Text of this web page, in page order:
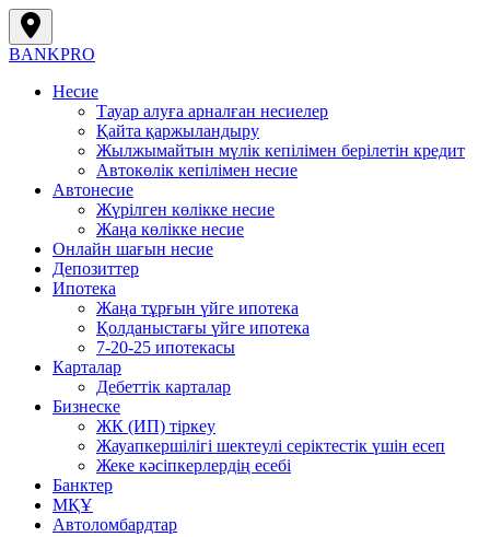
BANKPRO
Несие
Тауар алуға арналған несиелер
Қайта қаржыландыру
Жылжымайтын мүлік кепілімен берілетін кредит
Автокөлік кепілімен несие
Автонесие
Жүрілген көлікке несие
Жаңа көлікке несие
Онлайн шағын несие
Депозиттер
Ипотека
Жаңа тұрғын үйге ипотека
Қолданыстағы үйге ипотека
7-20-25 ипотекасы
Карталар
Дебеттік карталар
Бизнеске
ЖК (ИП) тіркеу
Жауапкершілігі шектеулі серіктестік үшін есеп
Жеке кәсіпкерлердің есебі
Банктер
МҚҰ
Автоломбардтар